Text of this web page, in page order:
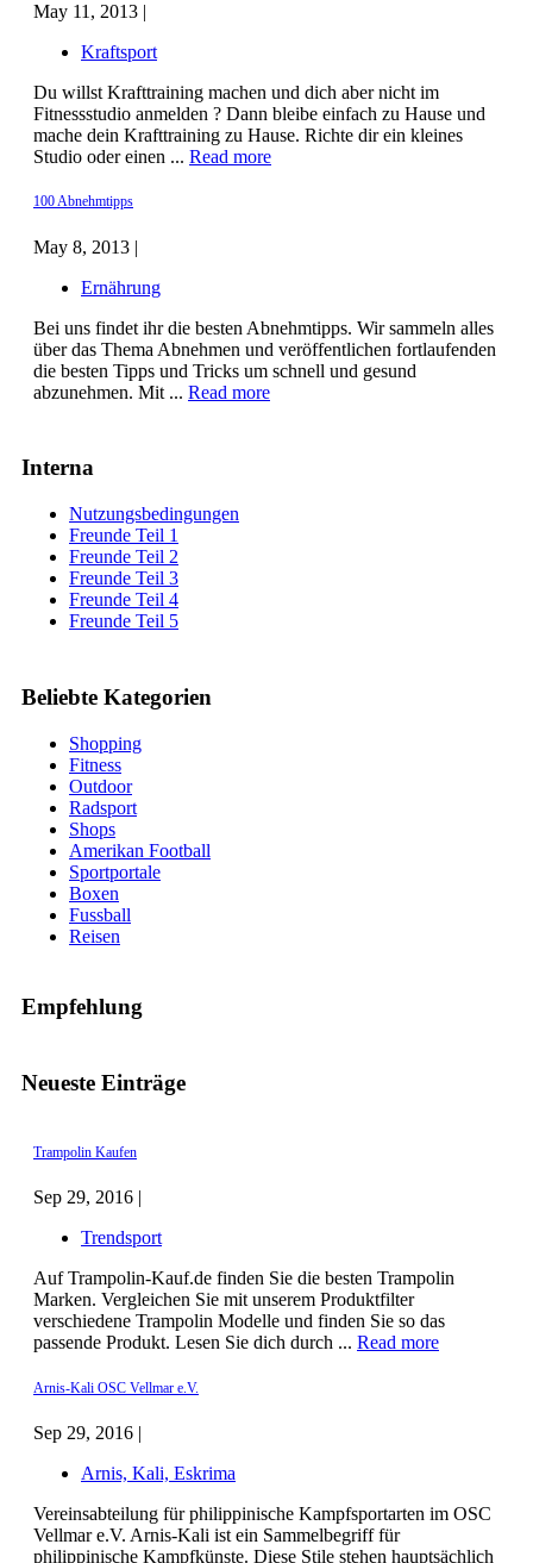
Beliebte Kategorien
Shopping
Fitness
Outdoor
Radsport
Shops
Amerikan Football
Sportportale
Boxen
Fussball
Reisen
Empfehlung
Neueste Einträge
Trampolin Kaufen
Sep 29, 2016 |
Trendsport
Auf Trampolin-Kauf.de finden Sie die besten Trampolin
Marken. Vergleichen Sie mit unserem Produktfilter
verschiedene Trampolin Modelle und finden Sie so das
passende Produkt. Lesen Sie dich durch ... Read more
Arnis-Kali OSC Vellmar e.V.
Sep 29, 2016 |
Arnis, Kali, Eskrima
Vereinsabteilung für philippinische Kampfsportarten im OSC
Vellmar e.V. Arnis-Kali ist ein Sammelbegriff für
philippinische Kampfkünste. Diese Stile stehen hauptsächlich
May 11, 2013 |
Kraftsport
Du willst Krafttraining machen und dich aber nicht im
Fitnessstudio anmelden ? Dann bleibe einfach zu Hause und
mache dein Krafttraining zu Hause. Richte dir ein kleines
Studio oder einen ... Read more
100 Abnehmtipps
May 8, 2013 |
Ernährung
Bei uns findet ihr die besten Abnehmtipps. Wir sammeln alles
über das Thema Abnehmen und veröffentlichen fortlaufenden
die besten Tipps und Tricks um schnell und gesund
abzunehmen. Mit ... Read more
Interna
Nutzungsbedingungen
Freunde Teil 1
Freunde Teil 2
Freunde Teil 3
Freunde Teil 4
Freunde Teil 5